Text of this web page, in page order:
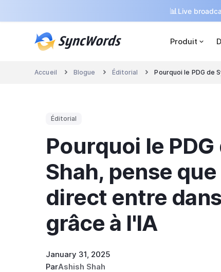
📊Live
Produit
Accueil  Blogue  Éditorial  Pourquoi le PDG de
Éditorial
Pourquoi le
Shah, pense
direct entre
grâce à l'IA
January 31, 2025
ParAshish Shah